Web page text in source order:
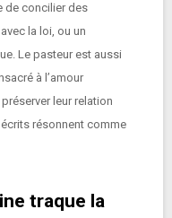
de concilier des
la loi, ou un
Le pasteur est aussi
à l’amour
leur relation
résonnent comme
traque la